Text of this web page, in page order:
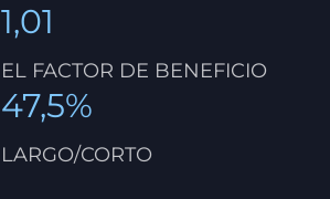
1,01
EL FACTOR DE BENEFICIO
47,5%
LARGO/CORTO